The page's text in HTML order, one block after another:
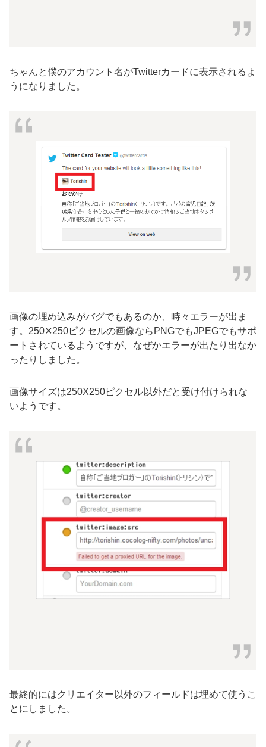
ちゃんと僕のアカウント名がTwitterカードに表示されるよ
うになりました。
画像の埋め込みがバグでもあるのか、時々エラーが出ま
す。250✕250ピクセルの画像ならPNGでもJPEGでもサポ
ートされているようですが、なぜかエラーが出たり出なか
ったりしました。
画像サイズは250X250ピクセル以外だと受け付けられな
いようです。
最終的にはクリエイター以外のフィールドは埋めて使うこ
とにしました。